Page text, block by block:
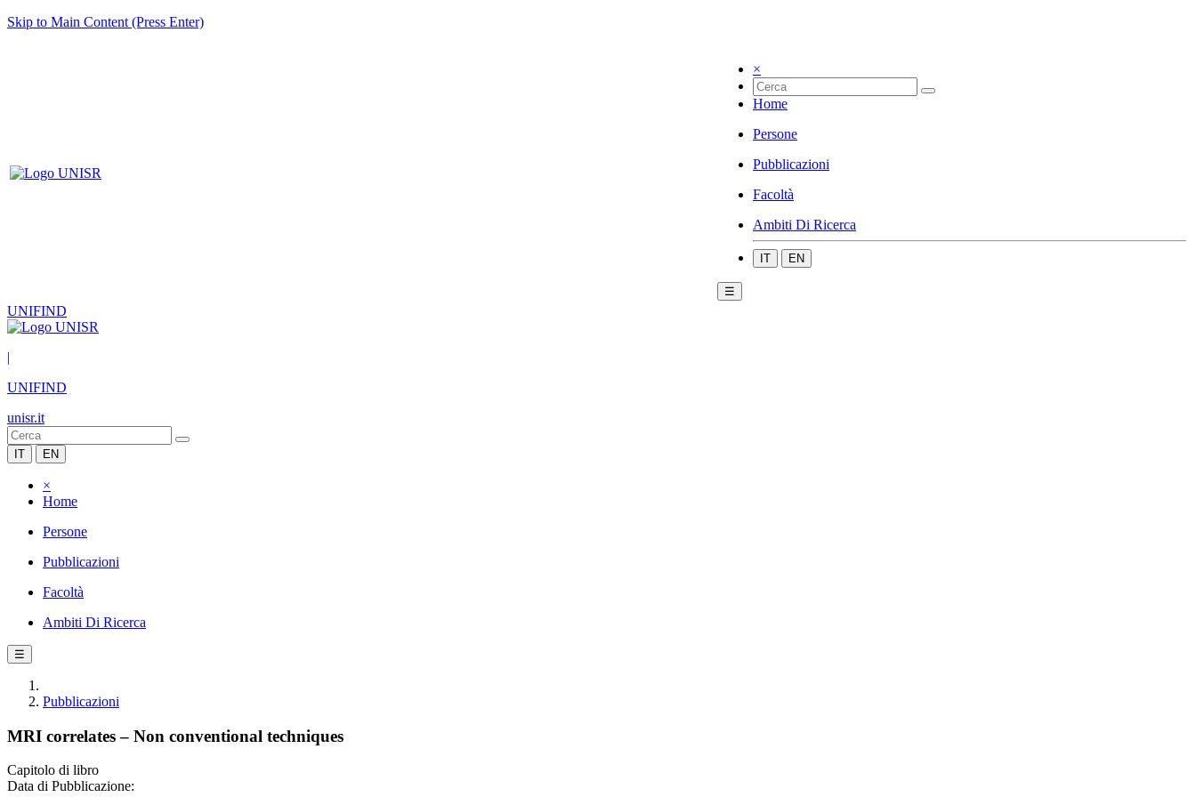
Skip to Main Content (Press Enter)
×
Home
Persone
Pubblicazioni
Facoltà
Ambiti Di Ricerca
IT EN
☰
UNIFIND
|
UNIFIND
unisr.it
IT EN
×
Home
Persone
Pubblicazioni
Facoltà
Ambiti Di Ricerca
☰
Pubblicazioni
MRI correlates – Non conventional techniques
Capitolo di libro
Data di Pubblicazione: